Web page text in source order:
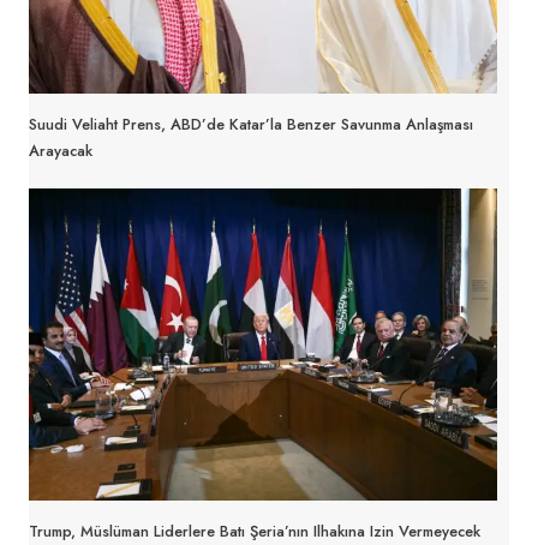
Suudi Veliaht Prens, ABD’de Katar’la Benzer Savunma Anlaşması
Arayacak
Trump, Müslüman Liderlere Batı Şeria’nın Ilhakına Izin Vermeyecek